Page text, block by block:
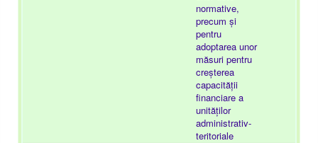
normative,
precum și
pentru
adoptarea unor
măsuri pentru
creșterea
capacității
financiare a
unităților
administrativ-
teritoriale